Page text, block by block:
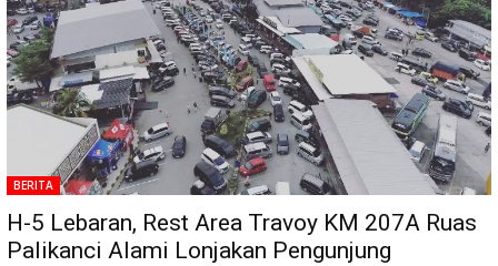
BERITA
H-5 Lebaran, Rest Area Travoy KM 207A Ruas
Palikanci Alami Lonjakan Pengunjung